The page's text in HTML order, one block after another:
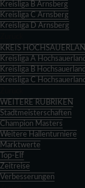
Kreisliga B Arnsberg
Kreisliga C Arnsberg
Kreisliga D Arnsberg
KREIS
Kreisliga A Hochsauerland
Kreisliga B Hochsauerland
Kreisliga C Hochsauerland
WEITERE RUBRIKEN
Stadtmeisterschaften
Champion Masters
Weitere Hallenturniere
Marktwerte
Top-Elf
Zeitreise
Verbesserungen